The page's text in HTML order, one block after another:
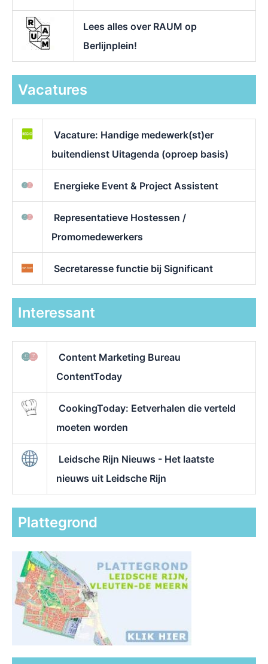
Lees alles over RAUM op
Berlijnplein!
Vacatures
Vacature: Handige medewerk(st)er
buitendienst Uitagenda (oproep basis)
Energieke Event & Project Assistent
Representatieve Hostessen /
Promomedewerkers
Secretaresse functie bij Significant
Interessant
Content Marketing Bureau
ContentToday
CookingToday: Eetverhalen die verteld
moeten worden
Leidsche Rijn Nieuws - Het laatste
nieuws uit Leidsche Rijn
Plattegrond